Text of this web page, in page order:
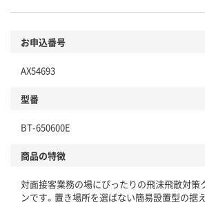
お申込番号
AX54693
型番
BT-650600E
商品の特徴
対面接客業務の場にぴったりの飛沫飛散対策
ンです。置き場所を選ばない簡易設置型の据